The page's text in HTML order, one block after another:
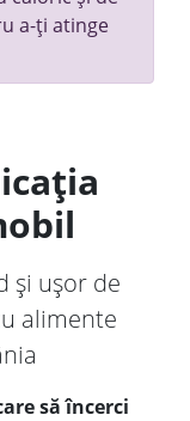
a-ți atinge
și ușor de
alimente
să încerci